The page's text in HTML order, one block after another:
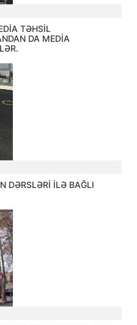
TƏHSİL
DA MEDİA
DƏRSLƏRİ İLƏ BAĞLI